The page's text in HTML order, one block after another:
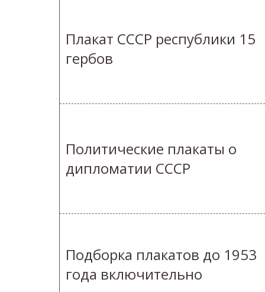
Плакат СССР республики 15
гербов
Политические плакаты о
дипломатии СССР
Подборка плакатов до 1953
года включительно